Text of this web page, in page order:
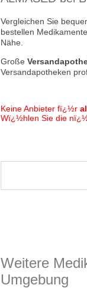
Vergleichen Sie
bestellen
Nähe.
Große
Versandapotheken
Keine Anbieter fï¿½r
Wï¿½hlen Sie die
Weitere
Umgebung